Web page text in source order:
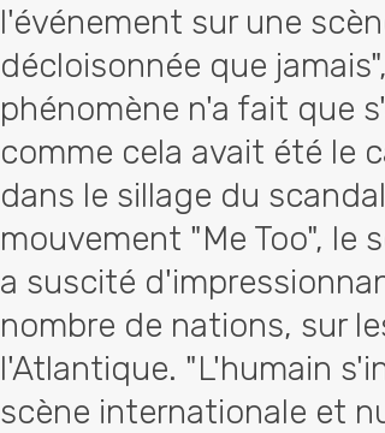
l'événement sur une
décloisonnée que
phénomène n'a fait que
comme cela avait été le
dans le sillage du
mouvement "Me Too", le
a suscité
nombre de nations, sur
l'Atlantique. "L'humain
scène internationale et